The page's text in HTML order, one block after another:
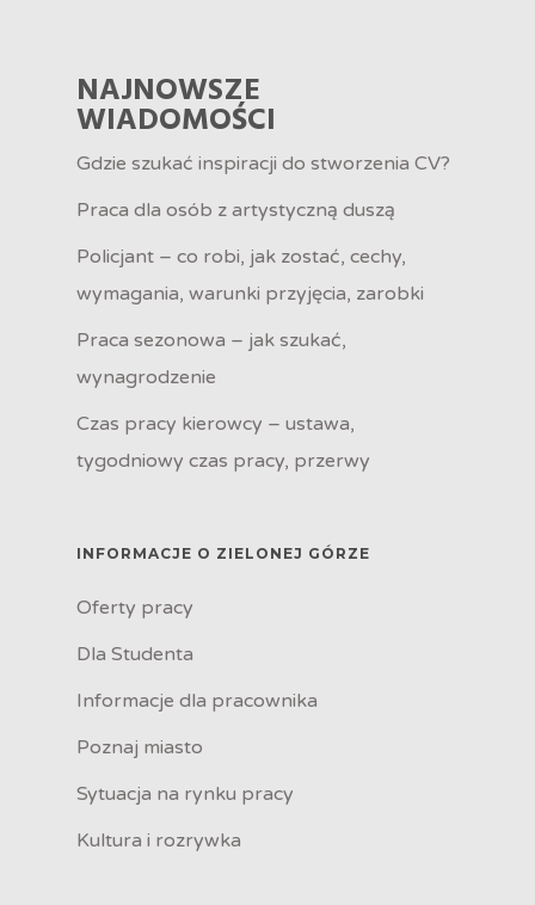
NAJNOWSZE
WIADOMOŚCI
Gdzie szukać inspiracji do stworzenia CV?
Praca dla osób z artystyczną duszą
Policjant – co robi, jak zostać, cechy,
wymagania, warunki przyjęcia, zarobki
Praca sezonowa – jak szukać,
wynagrodzenie
Czas pracy kierowcy – ustawa,
tygodniowy czas pracy, przerwy
INFORMACJE O ZIELONEJ GÓRZE
Oferty pracy
Dla Studenta
Informacje dla pracownika
Poznaj miasto
Sytuacja na rynku pracy
Kultura i rozrywka